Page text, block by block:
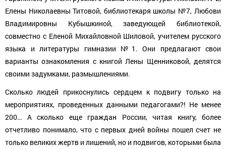
Елены Николаевны Титовой, библиотекаря школы №7, Любови
Владимировны Кубышкиной, заведующей библиотекой,
совместно с Еленой Михайловной Шиловой, учителем русского
языка и литературы гимназии № 1. Они предлагают свои
варианты ознакомления с книгой Лены Щенниковой, делятся
своими задумками, размышлениями.
Сколько людей прикоснулись сердцем к подвигу только на
мероприятиях, проведенных данными педагогами?! Не менее
200… А сколько еще граждан России, читая книгу, более
отчетливо понимало, что с первых дней войны пошел счет не
только великих жертв и лишений, но и подвигов, которыми была